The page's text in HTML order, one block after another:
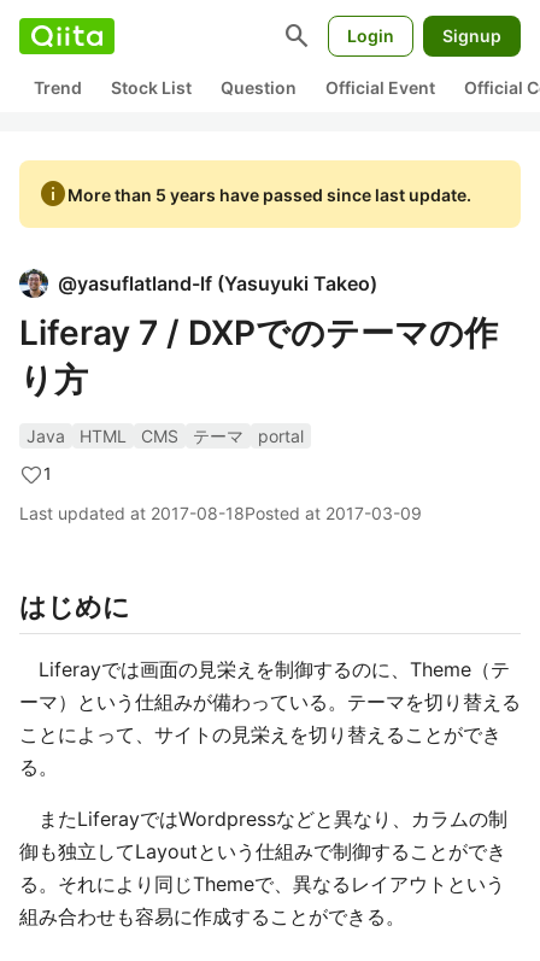
search Login Signup
Trend Stock List Question Official Event Official
infoMore than 5 years have passed since last update.
@yasuflatland-lf (Yasuyuki Takeo)
Liferay 7 / DXPでのテーマの作
り方
Java HTML CMS テーマ
portal
1
Last updated at 2017-08-18Posted at 2017-03-09
はじめに
Liferayでは画面の見栄えを制御するのに、Theme（テ
ーマ）という仕組みが備わっている。テーマを切り替える
ことによって、サイトの見栄えを切り替えることができ
る。
またLiferayではWordpressなどと異なり、カラムの制
御も独立してLayoutという仕組みで制御することができ
る。それにより同じThemeで、異なるレイアウトという
組み合わせも容易に作成することができる。